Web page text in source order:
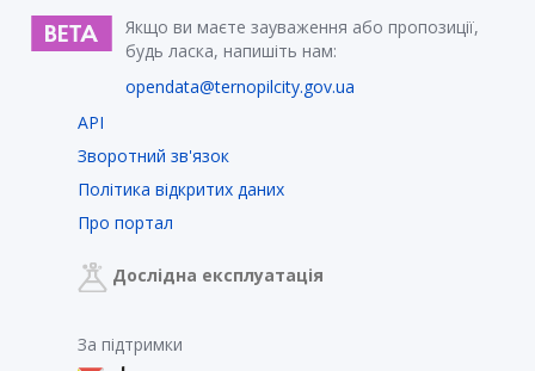
Якщо ви маєте зауваження або пропозиції,
будь ласка, напишіть нам:
opendata@ternopilcity.gov.ua
API
Зворотний зв'язок
Політика відкритих даних
Про портал
Дослідна експлуатація
За підтримки